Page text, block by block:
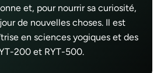
et, pour nourrir sa curiosité,
de nouvelles choses. Il est
en sciences yogiques et des
200 et RYT-500.